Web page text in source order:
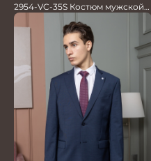
2954-VC-35S Костюм мужской
двойка